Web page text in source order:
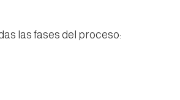
las fases del proceso: